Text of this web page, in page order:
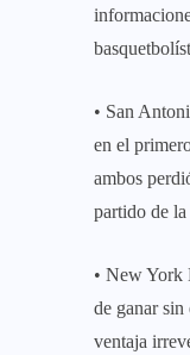
• San
en el
ambos
partido de
• New York
de ganar
ventaja